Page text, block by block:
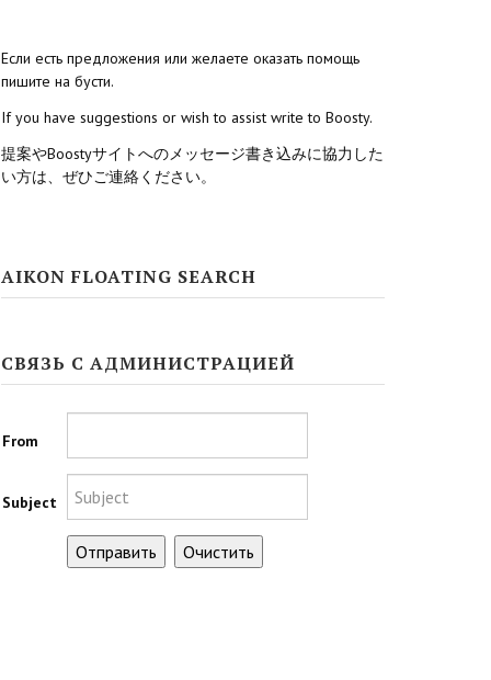
Если есть предложения или желаете оказать помощь
пишите на бусти.
If you have suggestions or wish to assist write to Boosty.
提案やBoostyサイトへのメッセージ書き込みに協力した
い方は、ぜひご連絡ください。
AIKON FLOATING SEARCH
СВЯЗЬ С АДМИНИСТРАЦИЕЙ
From
Subject